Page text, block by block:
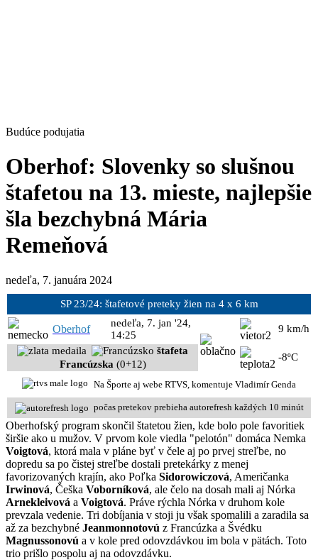
Budúce podujatia
Oberhof: Slovenky so slušnou
štafetou na 13. mieste, najlepšie
šla bezchybná Mária
Remeňová
nedeľa, 7. januára 2024
SP 23/24: štafetové preteky žien na 4 x 6 km
Oberhof
nedeľa, 7. jan '24,
14:25
9 km/h
štafeta
Francúzska (0+12)
-8ºC
Na Športe aj webe RTVS, komentuje Vladimír Genda
počas pretekov prebieha autorefresh každých 10 minút
Oberhofský program skončil štatetou žien, kde bolo pole favoritiek
širšie ako u mužov. V prvom kole viedla "pelotón" domáca Nemka
Voigtová, ktorá mala v pláne byť v čele aj po prvej streľbe, no
dopredu sa po čistej streľbe dostali pretekárky z menej
favorizovaných krajín, ako Poľka Sidorowiczová, Američanka
Irwinová, Češka Voborníková, ale čelo na dosah mali aj Nórka
Arnekleivová a Voigtová. Práve rýchla Nórka v druhom kole
prevzala vedenie. Tri dobíjania v stoji ju však spomalili a zaradila sa
až za bezchybné Jeanmonnotovú z Francúzka a Švédku
Magnussonovú a v kole pred odovzdávkou im bola v pätách. Toto
trio prišlo pospolu aj na odovzdávku.